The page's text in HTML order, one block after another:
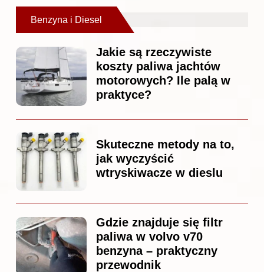
Benzyna i Diesel
Jakie są rzeczywiste
koszty paliwa jachtów
motorowych? Ile palą w
praktyce?
Skuteczne metody na to,
jak wyczyścić
wtryskiwacze w dieslu
Gdzie znajduje się filtr
paliwa w volvo v70
benzyna – praktyczny
przewodnik